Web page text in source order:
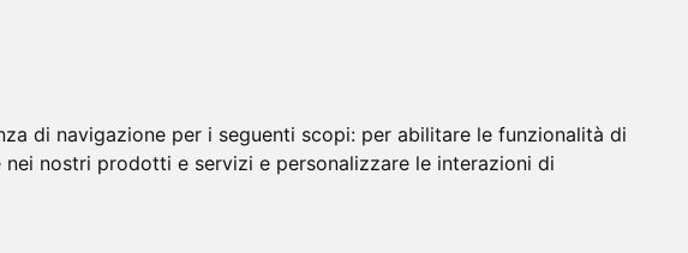
di navigazione per i seguenti scopi: per abilitare le funzionalità di
nei nostri prodotti e servizi e personalizzare le interazioni di